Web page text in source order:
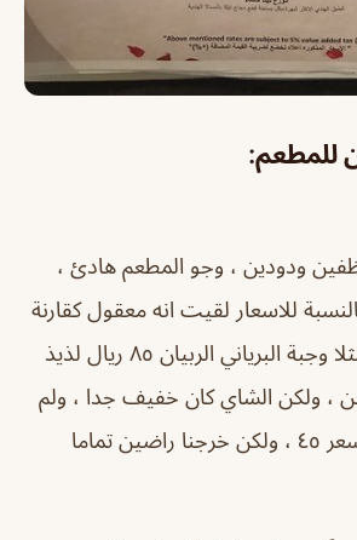
للمطعم:
ودودين ، وجو المطعم هادئ ،
للاسعار لقيت انه معقول كقارنة
بالمطاعم الراقية فمثلا وجبة البرياني الربيان ٨٥ ريال لذيذ
، ولكن الشاي كان خفيف جدا ، ولم
تماما